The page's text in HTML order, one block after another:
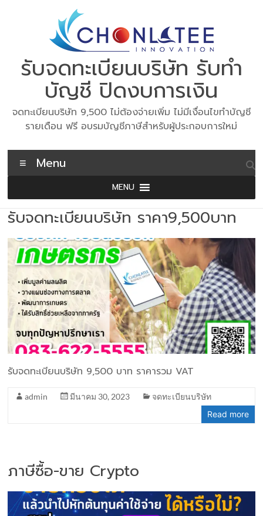
รับจดทะเบียนบริษัท รับทำ
บัญชี ปิดงบการเงิน
จดทะเบียนบริษัท 9,500 ไม่ต้องจ่ายเพิ่ม ไม่มีเงื่อนไขทำบัญชี
รายเดือน ฟรี อบรมบัญชีภาษีสำหรับผู้ประกอบการใหม่
Menu
MENU
รับจดทะเบียนบริษัท ราคา9,500บาท
รับจดทะเบียนบริษัท 9,500 บาท ราคารวม VAT
admin มีนาคม 30, 2023
จดทะเบียนบริษัท
Read more
ภาษีซื้อ-ขาย Crypto